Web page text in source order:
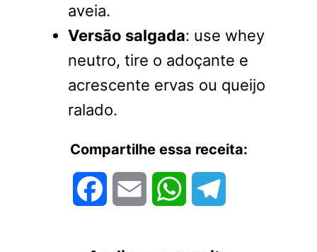
aveia.
Versão salgada: use whey
neutro, tire o adoçante e
acrescente ervas ou queijo
ralado.
Compartilhe essa receita:
FacebookEmail WhatsApp